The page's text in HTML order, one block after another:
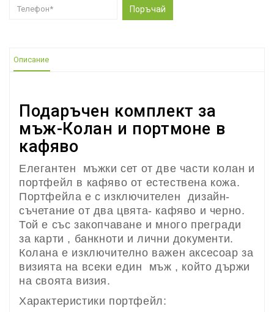
Поръчай
Описание
Подаръчен комплект за
мъж-Колан и портмоне в
кафяво
Елегантен мъжки сет от две части колан и
портфейл в кафяво от естествена кожа.
Портфейла е с изключителен дизайн-
съчетание от два цвята- кафяво и черно.
Той е със закопчаване и много прегради
за карти , банкноти и лични документи.
Колана е изключително важен аксесоар за
визията на всеки един мъж , който държи
на своята визия.
Характеристики портфейл: